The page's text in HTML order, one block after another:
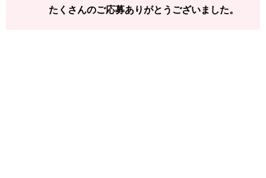
たくさんのご応募ありがとうございました。